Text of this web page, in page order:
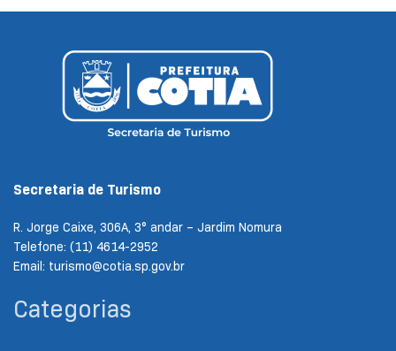
Secretaria de Turismo
R. Jorge Caixe, 306A, 3° andar – Jardim Nomura
Telefone: (11) 4614-2952
Email: turismo@cotia.sp.gov.br
Categorias